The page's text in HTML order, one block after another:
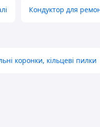
Кондуктор для
коронки, кільцеві пилки